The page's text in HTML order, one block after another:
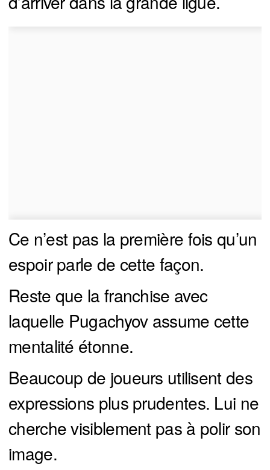
Ce n’est pas la première fois qu’un
espoir parle de cette façon.
Reste que la franchise avec
laquelle Pugachyov assume cette
mentalité étonne.
Beaucoup de joueurs utilisent des
expressions plus prudentes. Lui ne
cherche visiblement pas à polir son
image.